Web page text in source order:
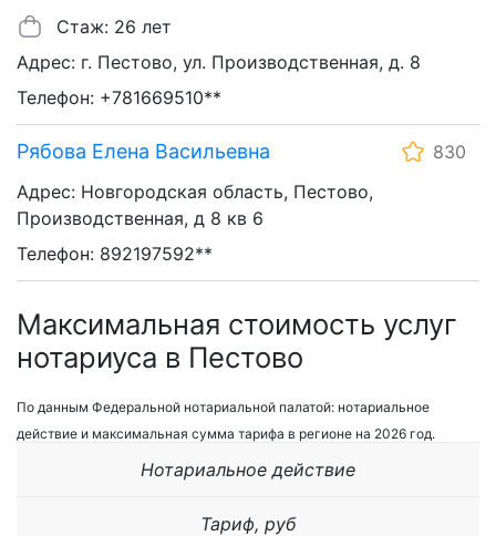
Стаж: 26 лет
Адрес: г. Пестово, ул. Производственная, д. 8
Телефон: +781669510**
Рябова Елена Васильевна
830
Адрес: Новгородская область, Пестово,
Производственная, д 8 кв 6
Телефон: 892197592**
Максимальная стоимость услуг
нотариуса в Пестово
По данным Федеральной нотариальной палатой: нотариальное
действие и максимальная сумма тарифа в регионе на 2026 год.
Нотариальное действие
Тариф, руб